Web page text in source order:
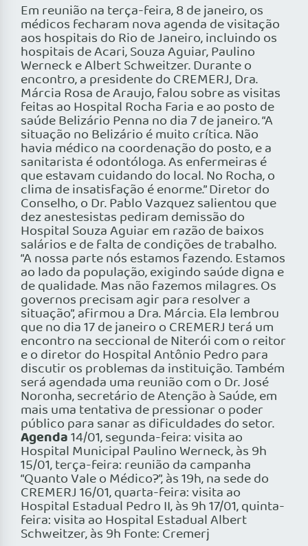
Em reunião na terça-feira, 8 de janeiro, os
médicos fecharam nova agenda de visitação
aos hospitais do Rio de Janeiro, incluindo os
hospitais de Acari, Souza Aguiar, Paulino
Werneck e Albert Schweitzer. Durante o
encontro, a presidente do CREMERJ, Dra.
Márcia Rosa de Araujo, falou sobre as visitas
feitas ao Hospital Rocha Faria e ao posto de
saúde Belizário Penna no dia 7 de janeiro. “A
situação no Belizário é muito crítica. Não
havia médico na coordenação do posto, e a
sanitarista é odontóloga. As enfermeiras é
que estavam cuidando do local. No Rocha, o
clima de insatisfação é enorme.” Diretor do
Conselho, o Dr. Pablo Vazquez salientou que
dez anestesistas pediram demissão do
Hospital Souza Aguiar em razão de baixos
salários e de falta de condições de trabalho.
“A nossa parte nós estamos fazendo. Estamos
ao lado da população, exigindo saúde digna e
de qualidade. Mas não fazemos milagres. Os
governos precisam agir para resolver a
situação”, afirmou a Dra. Márcia. Ela lembrou
que no dia 17 de janeiro o CREMERJ terá um
encontro na seccional de Niterói com o reitor
e o diretor do Hospital Antônio Pedro para
discutir os problemas da instituição. Também
será agendada uma reunião com o Dr. José
Noronha, secretário de Atenção à Saúde, em
mais uma tentativa de pressionar o poder
público para sanar as dificuldades do setor.
Agenda14/01, segunda-feira: visita ao
Hospital Municipal Paulino Werneck, às 9h
15/01, terça-feira: reunião da campanha
“Quanto Vale o Médico?”, às 19h, na sede do
CREMERJ 16/01, quarta-feira: visita ao
Hospital Estadual Pedro II, às 9h 17/01, quinta-
feira: visita ao Hospital Estadual Albert
Schweitzer, às 9h Fonte: Cremerj